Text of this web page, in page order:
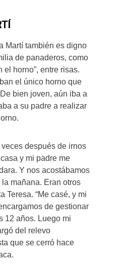
Martí también es digno
de panaderos, como
el horno”, entre risas.
el único horno que
bien joven, aún iba a
a su padre a realizar
después de irnos
y mi padre me
Y nos acostábamos
mañana. Eran otros
Teresa. “Me casé, y mi
de gestionar
12 años. Luego mi
del relevo
que se cerró hace